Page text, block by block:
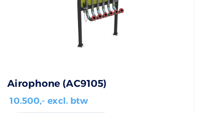
Airophone (AC9105)
10.500,- excl. btw